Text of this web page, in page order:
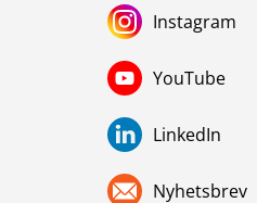
Instagram
YouTube
LinkedIn
Nyhetsbrev